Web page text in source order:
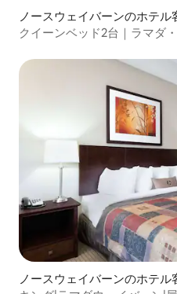
ノースウェイバーンのホテル
クイーンベッド2台｜ラマダ
ノースウェイバーンのホテル